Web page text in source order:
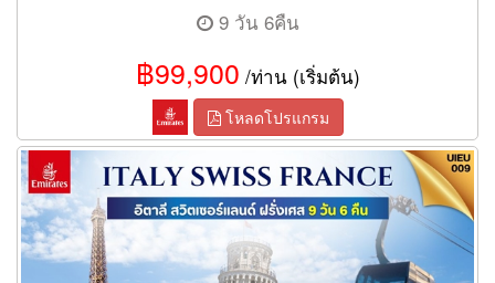
9 วัน 6คืน
฿99,900 /ท่าน (เริ่มต้น)
โหลดโปรแกรม
EUROPE CLASSIC อิตาลี สวิตเซอร์แลนด์ ฝรั่งเศส 9วัน 6คืน